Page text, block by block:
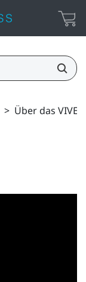
> Über das VIVE